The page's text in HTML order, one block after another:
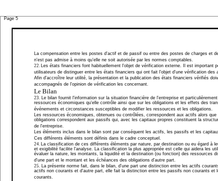
Page 5
La compensation entre les postes d'actif et de passif ou entre des postes de charges et
n'est pas admise à moins qu'elle ne soit autorisée par les normes comptables.
22. Les états financiers font habituellement l'objet de vérification externe. Il est important
utilisateurs de distinguer entre les états financiers qui ont fait l'objet d'une vérification des
Afin d'accroître leur utilité, la présentation et la publication des états financiers vérifiés
accompagnés de l'opinion de vérification les concernant.
Le Bilan
23. Le bilan fournit l'information sur la situation financière de l'entreprise et
ressources économiques qu'elle contrôle ainsi que sur les obligations et les effets des
événements et circonstances susceptibles de modifier les ressources et les obligations.
Les ressources économiques, obtenues ou contrôlées, correspondent aux actifs alors que
obligations correspondent aux passifs qui, avec les capitaux propres constituent la
de l'entreprise.
Les éléments inclus dans le bilan sont par conséquent les actifs, les passifs et les
Ces différents éléments sont définis dans le cadre conceptuel.
24. La classification de ces différents éléments par nature, par destination ou eu égard à
et exigibilité facilite l'analyse. La classification la plus appropriée est celle qui aidera les
évaluer la nature, les montants, la liquidité et la destination (ou fonction) des ressources
d'une part et le montant et les échéances des obligations d'autre part.
25. La présente norme fait, dans le bilan, d'une part une distinction entre les actifs
actifs non courants et d'autre part, elle fait la distinction entre les passifs non courants et
courants.